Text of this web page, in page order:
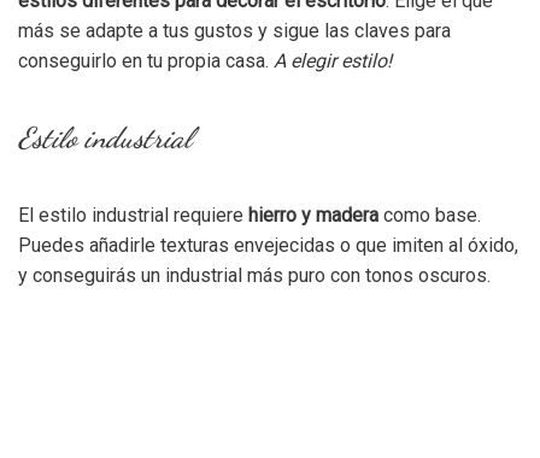
más se adapte a tus gustos y sigue las claves para
conseguirlo en tu propia casa. A elegir estilo!
Estilo industrial
El estilo industrial requiere hierro y madera como base.
Puedes añadirle texturas envejecidas o que imiten al óxido,
y conseguirás un industrial más puro con tonos oscuros.